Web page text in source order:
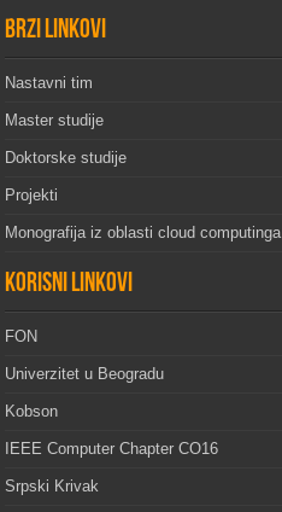
Brzi linkovi
Nastavni tim
Master studije
Doktorske studije
Projekti
Monografija iz oblasti cloud computinga
Korisni linkovi
FON
Univerzitet u Beogradu
Kobson
IEEE Computer Chapter CO16
Srpski Krivak